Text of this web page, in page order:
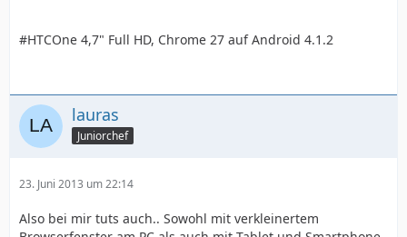
#HTCOne 4,7" Full HD, Chrome 27 auf Android 4.1.2
lauras
Juniorchef
23. Juni 2013 um 22:14
Also bei mir tuts auch.. Sowohl mit verkleinertem